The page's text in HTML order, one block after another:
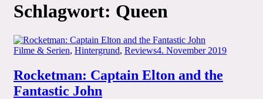
Schlagwort: Queen
Categories
Filme & Serien, Hintergrund, ReviewsPosted
4. November 2019
Rocketman: Captain Elton and the
Fantastic John